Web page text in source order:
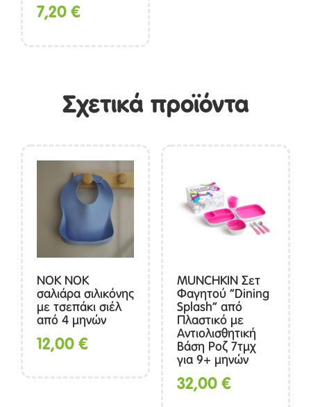
7,20€
Σχετικά προϊόντα
ΝΟΚ ΝΟΚ
σαλιάρα σιλικόνης
με τσεπάκι σιέλ
από 4 μηνών
12,00€
MUNCHKIN Σετ
Φαγητού “Dining
Splash” από
Πλαστικό με
Αντιολισθητική
Βάση Ροζ 7τμχ
για 9+ μηνών
32,00€